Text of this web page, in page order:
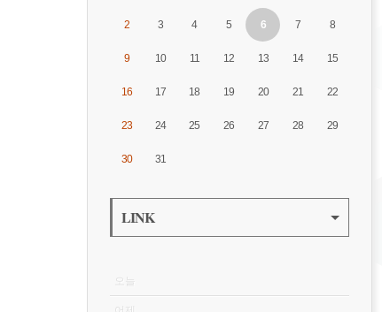
2 3 4 5 6 7 8
9 10 11 12 13 14 15
16 17 18 19 20 21 22
23 24 25 26 27 28 29
30 31
LINK
오늘